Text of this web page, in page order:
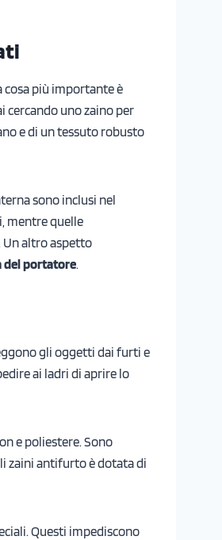
cosa più importante è
cercando uno zaino per
e di un tessuto robusto
sono inclusi nel
mentre quelle
altro aspetto
del portatore.
gli oggetti dai furti e
ai ladri di aprire lo
e poliestere. Sono
zaini antifurto è dotata di
Questi impediscono